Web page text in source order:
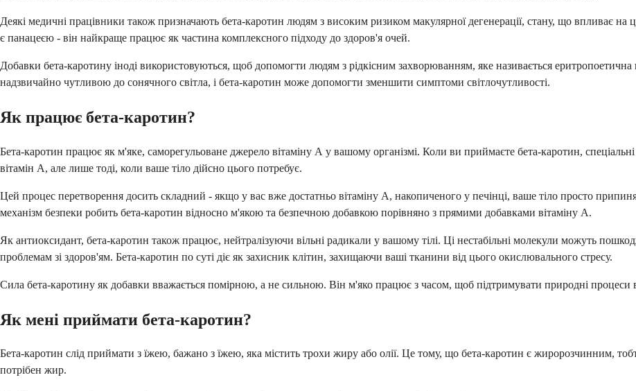
Деякі медичні працівники також призначають бета-каротин людям з високим ризиком макулярної дегенерації, стану, що впливає
є панацеєю - він найкраще працює як частина комплексного підходу до здоров'я очей.
Добавки бета-каротину іноді використовуються, щоб допомогти людям з рідкісним захворюванням, яке називається
надзвичайно чутливою до сонячного світла, і бета-каротин може допомогти зменшити симптоми світлочутливості.
Як працює бета-каротин?
Бета-каротин працює як м'яке, саморегульоване джерело вітаміну А у вашому організмі. Коли ви приймаєте бета-каротин,
вітамін А, але лише тоді, коли ваше тіло дійсно цього потребує.
Цей процес перетворення досить складний - якщо у вас вже достатньо вітаміну А, накопиченого у печінці, ваше тіло просто
механізм безпеки робить бета-каротин відносно м'якою та безпечною добавкою порівняно з прямими добавками вітаміну А.
Як антиоксидант, бета-каротин також працює, нейтралізуючи вільні радикали у вашому тілі. Ці нестабільні молекули можуть
проблемам зі здоров'ям. Бета-каротин по суті діє як захисник клітин, захищаючи ваші тканини від цього окислювального стресу.
Сила бета-каротину як добавки вважається помірною, а не сильною. Він м'яко працює з часом, щоб підтримувати природні процеси
Як мені приймати бета-каротин?
Бета-каротин слід приймати з їжею, бажано з їжею, яка містить трохи жиру або олії. Це тому, що бета-каротин є жиророзчинним,
потрібен жир.